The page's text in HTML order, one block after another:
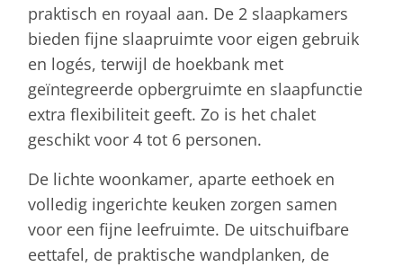
praktisch en royaal aan. De 2 slaapkamers
bieden fijne slaapruimte voor eigen gebruik
en logés, terwijl de hoekbank met
geïntegreerde opbergruimte en slaapfunctie
extra flexibiliteit geeft. Zo is het chalet
geschikt voor 4 tot 6 personen.
De lichte woonkamer, aparte eethoek en
volledig ingerichte keuken zorgen samen
voor een fijne leefruimte. De uitschuifbare
eettafel, de praktische wandplanken, de